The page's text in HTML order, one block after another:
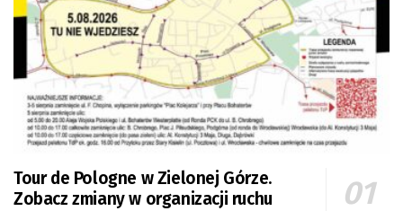
Tour de Pologne w Zielonej Górze.
Zobacz zmiany w organizacji ruchu